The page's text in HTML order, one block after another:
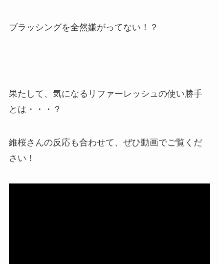
ブラッシングを全然嫌がってない！？
果たして、気になるリファーレッシュの使い勝手
とは・・・？
維桜さんの反応も合わせて、ぜひ動画でご覧くだ
さい！